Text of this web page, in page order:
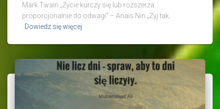
Mark Twain „Życie kurczy się lub rozszerza
proporcjonalnie do odwagi” – Anais Nin „Żyj tak,
Dowiedz się więcej